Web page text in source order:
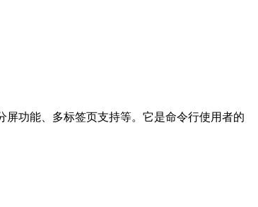
屏功能、多标签页支持等。它是命令行使用者的